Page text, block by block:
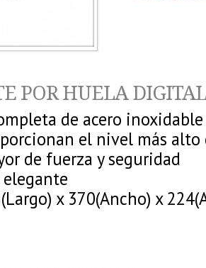
POR HUELA DIGITAL
de acero
el nivel más alto
de fuerza y seguridad
elegante
x 370(Ancho) x